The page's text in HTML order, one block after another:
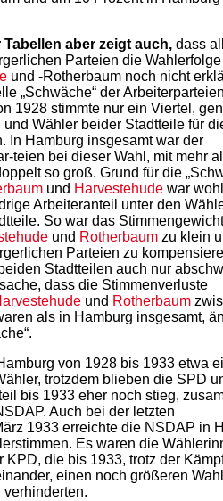
aber zeigt auch, dass
Parteien die
und -Rotherbaum noch nicht
„Schwäche“ der
1928 stimmte nur ein Viertel,
Wähler beider Stadtteile für
In Hamburg insgesamt war der
teien bei dieser Wahl, mit mehr
so groß. Grund für die
und Harvestehude war
Arbeiteranteil unter den
So war das
und Rotherbaum zu klein
Parteien zu
Stadtteilen auch nur
dass die Stimmenverluste
und Rotherbaum
als in Hamburg insgesamt,
von 1928 bis 1933 etwa
trotzdem blieben die SPD
bis 1933 eher noch stieg,
Auch bei der letzten
1933 erreichte die NSDAP in
Es waren die
KPD, die bis 1933, trotz der
einen noch größeren